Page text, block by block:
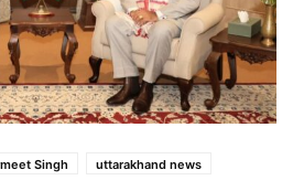
Singh uttarakhand news